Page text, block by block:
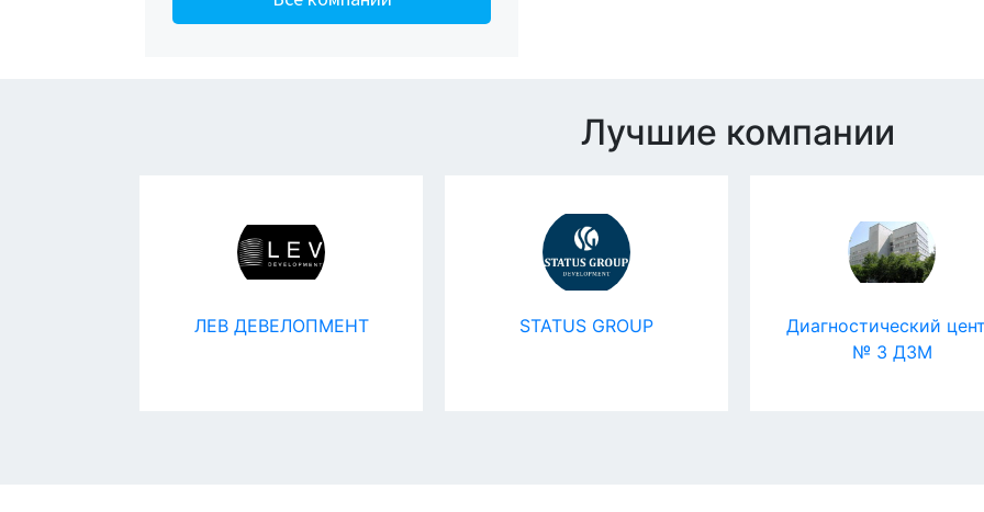
Лучшие компании
ЛЕВ ДЕВЕЛОПМЕНТ STATUS GROUP
Диагностический
№ 3 ДЗМ